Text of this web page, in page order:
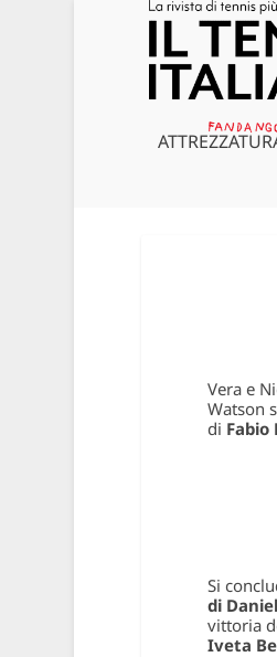
Vera e
Watson
di Fabio
Si
di
vittoria
Iveta